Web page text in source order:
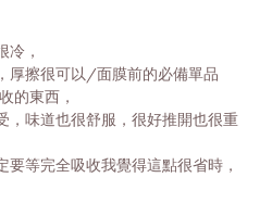
冷，
厚擦很可以/面膜前的必備單品
的東西，
，味道也很舒服，很好推開也很重
等完全吸收我覺得這點很省時，